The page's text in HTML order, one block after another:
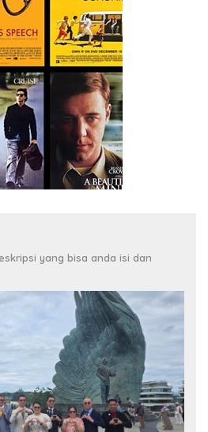
yang bisa anda isi dan